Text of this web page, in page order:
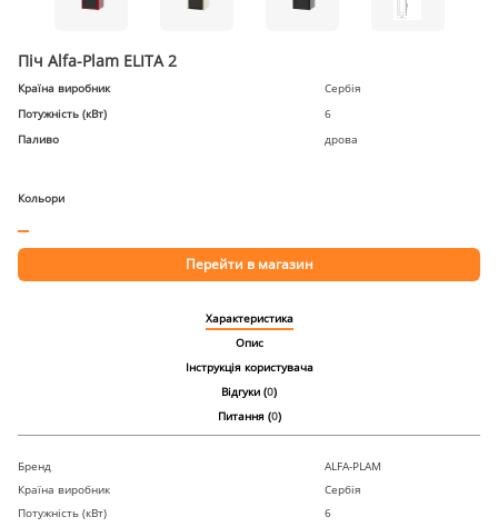
Піч Alfa-Plam ELITA 2
Країна виробник
Сербія
Потужність (кВт)
6
Паливо
дрова
Кольори
Перейти в магазин
Характеристика
Опис
Інструкція користувача
Відгуки (0)
Питання (0)
Бренд
ALFA-PLAM
Країна виробник
Сербія
Потужність (кВт)
6